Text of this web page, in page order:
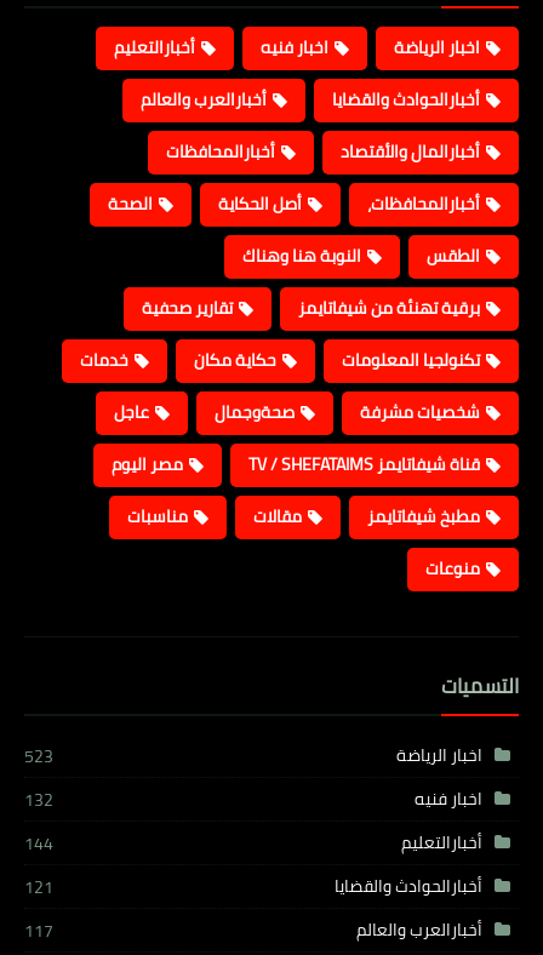
اخبار الرياضة اخبار فنيه
أخبارالتعليم
أخبارالحوادث والقضايا
أخبارالعرب والعالم
أخبارالمال والأقتصاد
أخبارالمحافظات
أخبارالمحافظات،
أصل الحكاية
الصحة
الطقس
النوبة هنا وهناك
برقية تهنئة من شيفاتايمز
تقارير صحفية
تكنولجيا المعلومات
حكاية مكان
خدمات
شخصيات مشرفة
صحةوجمال
عاجل
قناة شيفاتايمز TV / SHEFATAIMS
مصر اليوم
مطبخ شيفاتايمز
مقالات
مناسبات
منوعات
التسميات
اخبار الرياضة
523
اخبار فنيه
132
أخبارالتعليم
144
أخبارالحوادث والقضايا
121
أخبارالعرب والعالم
117